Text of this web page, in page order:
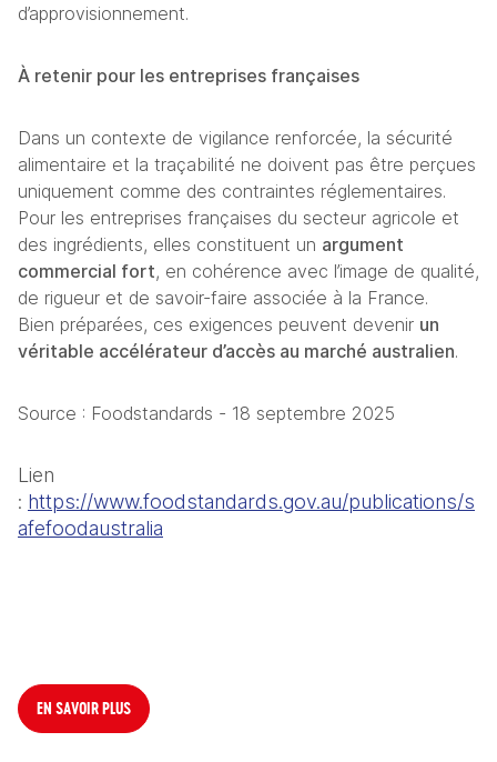
d’approvisionnement.
À retenir pour les entreprises françaises
Dans un contexte de vigilance renforcée, la sécurité
alimentaire et la traçabilité ne doivent pas être perçues
uniquement comme des contraintes réglementaires.
Pour les entreprises françaises du secteur agricole et
des ingrédients, elles constituent un argument
commercial fort, en cohérence avec l’image de qualité,
de rigueur et de savoir-faire associée à la France.
Bien préparées, ces exigences peuvent devenir un
véritable accélérateur d’accès au marché australien.
Source : Foodstandards - 18 septembre 2025
Lien
: https://www.foodstandards.gov.au/publications/s
afefoodaustralia
EN SAVOIR PLUS